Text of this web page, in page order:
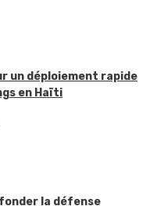
un déploiement rapide
en Haïti
la défense